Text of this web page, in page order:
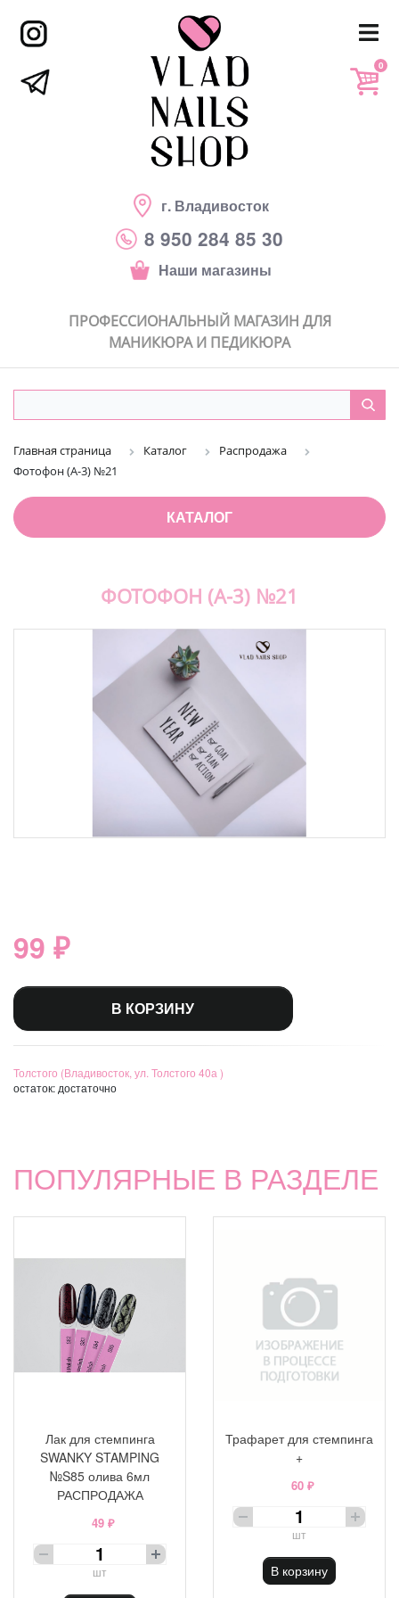
г. Владивосток
8 950 284 85 30
Наши магазины
0
ПРОФЕССИОНАЛЬНЫЙ МАГАЗИН ДЛЯ
МАНИКЮРА И ПЕДИКЮРА
Главная страница Каталог
Распродажа
Фотофон (А-3) №21
КАТАЛОГ
ФОТОФОН (А-3) №21
99 ₽
В КОРЗИНУ
Толстого (Владивосток, ул. Толстого 40а )
остаток: достаточно
ПОПУЛЯРНЫЕ В РАЗДЕЛЕ
Лак для стемпинга
SWANKY STAMPING
№S85 олива 6мл
РАСПРОДАЖА
49 ₽
шт
Трафарет для стемпинга
+
60 ₽
шт
В корзину